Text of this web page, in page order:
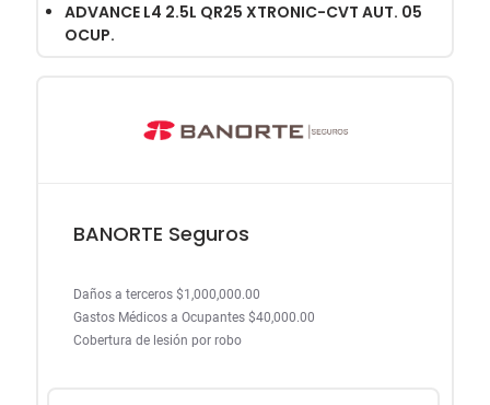
ADVANCE L4 2.5L QR25 XTRONIC-CVT AUT. 05
OCUP.
BANORTE Seguros
Daños a terceros $1,000,000.00
Gastos Médicos a Ocupantes $40,000.00
Cobertura de lesión por robo